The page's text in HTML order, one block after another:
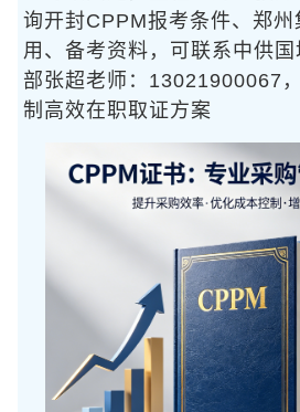
询开封CPPM报考条件、郑
用、备考资料，可联系中供
部张超老师：13021900067
制高效在职取证方案